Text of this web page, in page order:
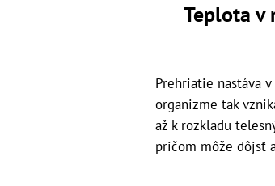
Teplota v
Prehriatie nastáva
organizme tak
až k rozkladu
pričom môže dôjsť